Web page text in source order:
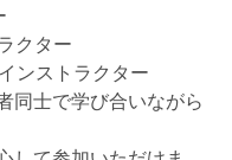
クター
ンストラクター
同士で学び合いながら